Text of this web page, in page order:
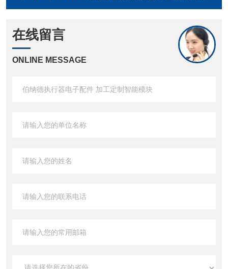
在线留言
ONLINE MESSAGE